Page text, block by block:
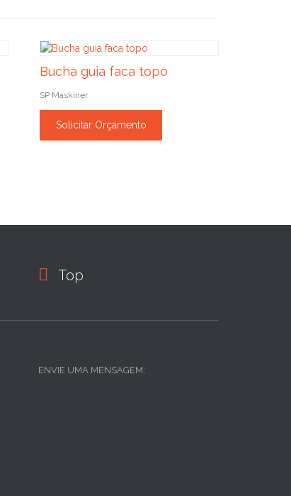
Bucha guia faca topo
SP Maskiner
Solicitar Orçamento
 Top
ENVIE UMA MENSAGEM: